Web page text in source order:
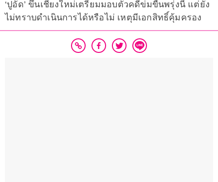
‘ปูอัด’ ขึ้นเชียงใหม่เตรียมมอบตัวคดีข่มขืนพรุ่งนี้ แต่ยัง
ไม่ทราบดำเนินการได้หรือไม่ เหตุมีเอกสิทธิ์คุ้มครอง